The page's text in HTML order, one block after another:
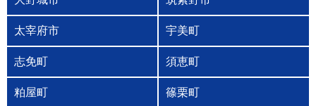
太宰府市 宇美町
志免町 須恵町
粕屋町 篠栗町